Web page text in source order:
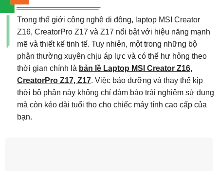
Trong thế giới công nghệ di động, laptop MSI Creator
Z16, CreatorPro Z17 và Z17 nổi bật với hiệu năng mạnh
mẽ và thiết kế tinh tế. Tuy nhiên, một trong những bộ
phận thường xuyên chịu áp lực và có thể hư hỏng theo
thời gian chính là bản lề Laptop MSI Creator Z16,
CreatorPro Z17, Z17. Việc bảo dưỡng và thay thế kịp
thời bộ phận này không chỉ đảm bảo trải nghiệm sử dụng
mà còn kéo dài tuổi thọ cho chiếc máy tính cao cấp của
bạn.